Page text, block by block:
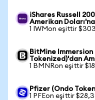
iShares Russell
Amerikan Doları'na
1 IWMon eşittir
BitMine
Tokenized)'dan
1 BMNRon eşittir
Pfizer (Ondo
1 PFEon eşittir